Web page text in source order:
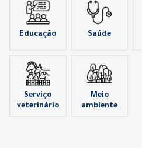
Educação Saúde
Serviço
veterinário
Meio
ambiente